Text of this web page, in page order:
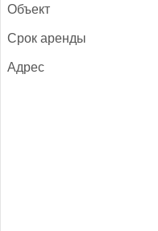
Объ­ект
Срок арен­ды
Ад­рес